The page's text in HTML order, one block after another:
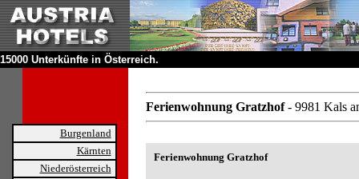
15000 Unterkünfte in Österreich.
Burgenland
Kärnten
Niederösterreich
Ferienwohnung Gratzhof- 9981 Kals
Ferienwohnung Gratzhof